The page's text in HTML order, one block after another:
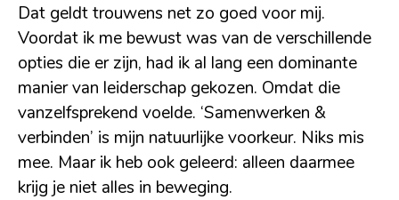
Dat geldt trouwens net zo goed voor mij.
Voordat ik me bewust was van de verschillende
opties die er zijn, had ik al lang een dominante
manier van leiderschap gekozen. Omdat die
vanzelfsprekend voelde. ‘Samenwerken &
verbinden’ is mijn natuurlijke voorkeur. Niks mis
mee. Maar ik heb ook geleerd: alleen daarmee
krijg je niet alles in beweging.